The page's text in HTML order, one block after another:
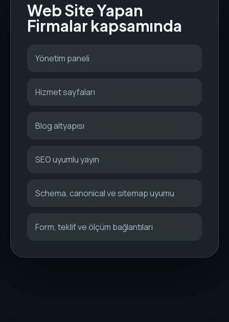
Web Site Yapan
Firmalar kapsamında
Yönetim paneli
Hizmet sayfaları
Blog altyapısı
SEO uyumlu yayın
Schema, canonical ve sitemap uyumu
Form, teklif ve ölçüm bağlantıları